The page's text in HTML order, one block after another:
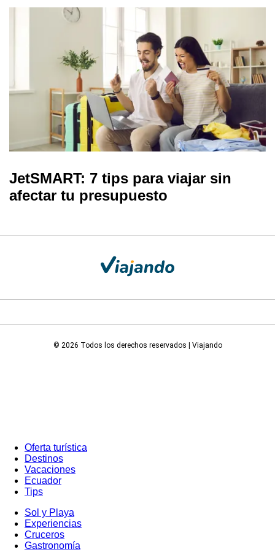
JetSMART: 7 tips para viajar sin
afectar tu presupuesto
© 2026 Todos los derechos reservados | Viajando
Oferta turística
Destinos
Vacaciones
Ecuador
Tips
Sol y Playa
Experiencias
Cruceros
Gastronomía